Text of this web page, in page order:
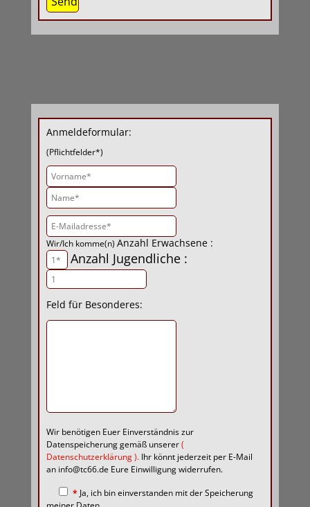
Anmeldeformular:
(Pflichtfelder*)
Wir/Ich komme(n) Anzahl Erwachsene :
Anzahl Jugendliche :
Feld für Besonderes:
Wir benötigen Euer Einverständnis zur
Datenspeicherung gemäß unserer(
Datenschutzerklärung). Ihr könnt jederzeit per E-Mail
an info@tc66.de Eure Einwilligung widerrufen.
* Ja, ich bin einverstanden mit der Speicherung